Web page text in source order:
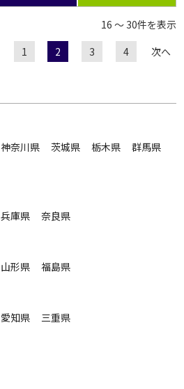
16 ～ 30件を表示
1 2 3 4 次へ
神奈川県 茨城県 栃木県
群馬県
兵庫県 奈良県
山形県 福島県
愛知県 三重県